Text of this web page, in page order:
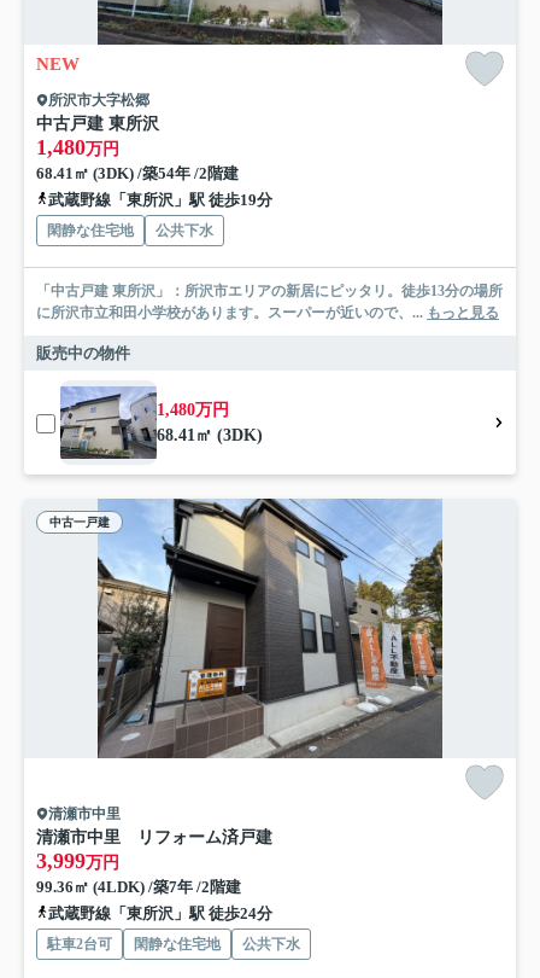
NEW
所沢市大字松郷
中古戸建 東所沢
1,480万円
68.41㎡ (3DK) /築54年 /2階建
武蔵野線「東所沢」駅 徒歩19分
閑静な住宅地 公共下水
「中古戸建 東所沢」：所沢市エリアの新居にピッタリ。徒歩13分の場所
に所沢市立和田小学校があります。スーパーが近いので、... もっと見る
販売中の物件
1,480万円
68.41㎡ (3DK)
中古一戸建
清瀬市中里
清瀬市中里 リフォーム済戸建
3,999万円
99.36㎡ (4LDK) /築7年 /2階建
武蔵野線「東所沢」駅 徒歩24分
駐車2台可 閑静な住宅地 公共下水